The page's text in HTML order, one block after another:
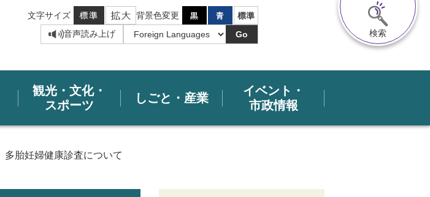
文字サイズ
背景色変更
音声読み上げ
Go 検索
観光・文化・
スポーツ
しごと・産業
イベント・
市政情報
多胎妊婦健康診査について